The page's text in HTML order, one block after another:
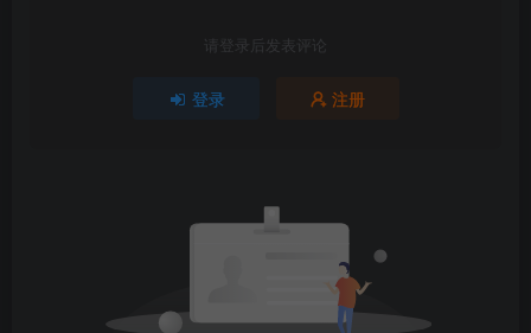
请登录后发表评论
登录 注册